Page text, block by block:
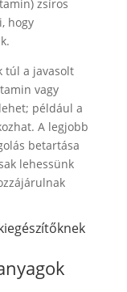
zsíros
hogy
túl a javasolt
vagy
például a
A legjobb
betartása
lehessünk